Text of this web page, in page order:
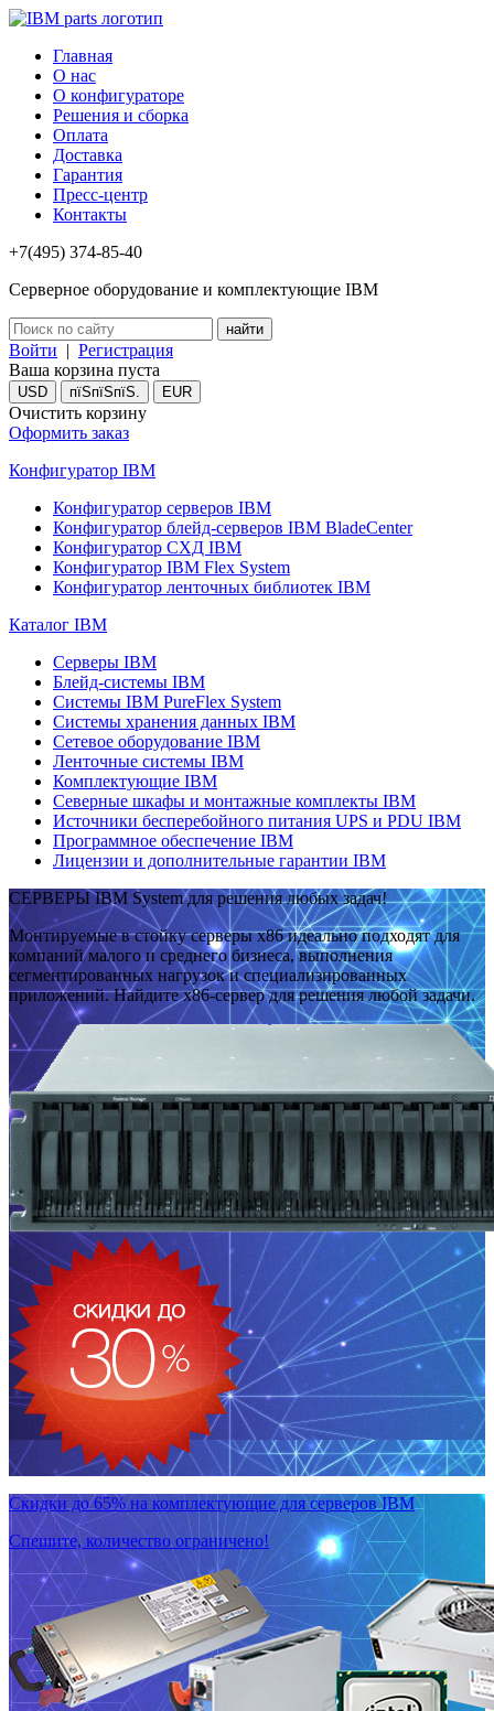
Главная
О нас
О конфигураторе
Решения и сборка
Оплата
Доставка
Гарантия
Пресс-центр
Контакты
+7(495) 374-85-40
Серверное оборудование и комплектующие IBM
Войти | Регистрация
Ваша корзина пуста
USD пїЅпїЅпїЅ. EUR
Очистить корзину
Оформить заказ
Конфигуратор IBM
Конфигуратор серверов IBM
Конфигуратор блейд-серверов IBM BladeCenter
Конфигуратор СХД IBM
Конфигуратор IBM Flex System
Конфигуратор ленточных библиотек IBM
Каталог IBM
Серверы IBM
Блейд-системы IBM
Системы IBM PureFlex System
Системы хранения данных IBM
Сетевое оборудование IBM
Ленточные системы IBM
Комплектующие IBM
Северные шкафы и монтажные комплекты IBM
Источники бесперебойного питания UPS и PDU IBM
Программное обеспечение IBM
Лицензии и дополнительные гарантии IBM
СЕРВЕРЫ IBM System для решения любых задач!
Монтируемые в стойку серверы x86 идеально подходят для
компаний малого и среднего бизнеса, выполнения
сегментированных нагрузок и специализированных
приложений. Найдите x86-сервер для решения любой задачи.
Скидки до 65% на комплектующие для серверов IBM
Спешите, количество ограничено!